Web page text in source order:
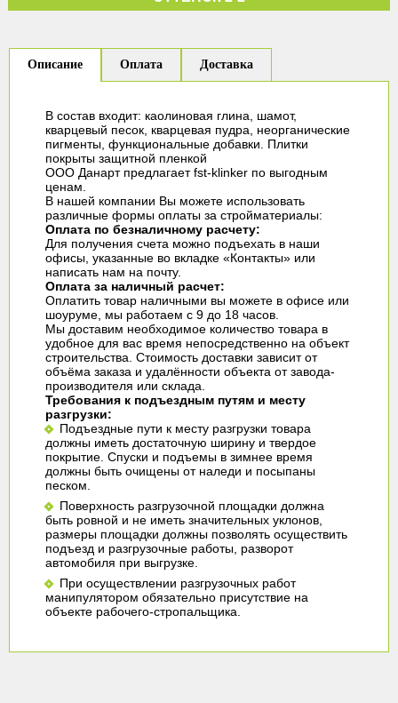
Описание Оплата Доставка
В состав входит: каолиновая глина, шамот,
кварцевый песок, кварцевая пудра, неорганические
пигменты, функциональные добавки. Плитки
покрыты защитной пленкой
ООО Данарт предлагает fst-klinker по выгодным
ценам.
В нашей компании Вы можете использовать
различные формы оплаты за стройматериалы:
Оплата по безналичному расчету:
Для получения счета можно подъехать в наши
офисы, указанные во вкладке «Контакты» или
написать нам на почту.
Оплата за наличный расчет:
Оплатить товар наличными вы можете в офисе или
шоуруме, мы работаем с 9 до 18 часов.
Мы доставим необходимое количество товара в
удобное для вас время непосредственно на объект
строительства. Стоимость доставки зависит от
объёма заказа и удалённости объекта от завода-
производителя или склада.
Требования к подъездным путям и месту
разгрузки:
Подъездные пути к месту разгрузки товара
должны иметь достаточную ширину и твердое
покрытие. Спуски и подъемы в зимнее время
должны быть очищены от наледи и посыпаны
песком.
Поверхность разгрузочной площадки должна
быть ровной и не иметь значительных уклонов,
размеры площадки должны позволять осуществить
подъезд и разгрузочные работы, разворот
автомобиля при выгрузке.
При осуществлении разгрузочных работ
манипулятором обязательно присутствие на
объекте рабочего-стропальщика.